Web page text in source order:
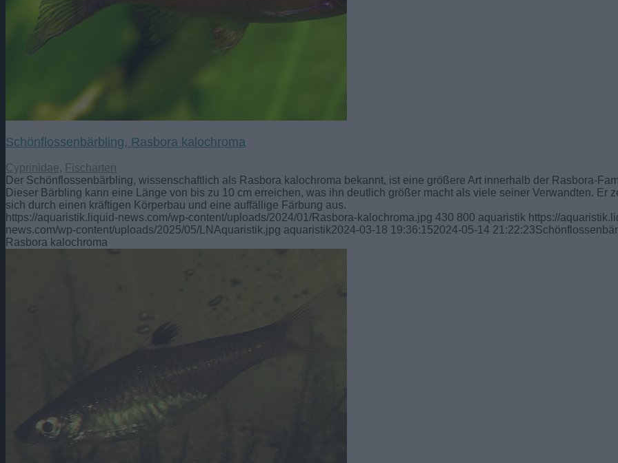
Schönflossenbärbling, Rasbora kalochroma
Cyprinidae, Fischarten
Der Schönflossenbärbling, wissenschaftlich als Rasbora kalochroma bekannt, ist eine größere Art innerhalb der Rasbora-
Dieser Bärbling kann eine Länge von bis zu 10 cm erreichen, was ihn deutlich größer macht als viele seiner Verwandten. Er
sich durch einen kräftigen Körperbau und eine auffällige Färbung aus.
https://aquaristik.liquid-news.com/wp-content/uploads/2024/01/Rasbora-kalochroma.jpg 430 800 aquaristik https://
news.com/wp-content/uploads/2025/05/LNAquaristik.jpg aquaristik2024-03-18 19:36:152024-05-14 21:22:23
Rasbora kalochroma